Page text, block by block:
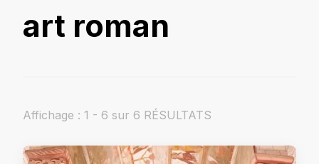
art roman
Affichage : 1 - 6 sur 6 RÉSULTATS